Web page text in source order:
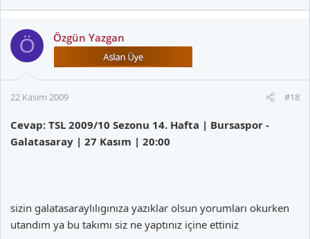
Ö Özgün Yazgan
22 Kasım 2009 #18
Cevap: TSL 2009/10 Sezonu 14. Hafta | Bursaspor -
Galatasaray | 27 Kasım | 20:00
sizin galatasaraylılıgınıza yazıklar olsun yorumları okurken
utandım ya bu takımı siz ne yaptınız içine ettiniz